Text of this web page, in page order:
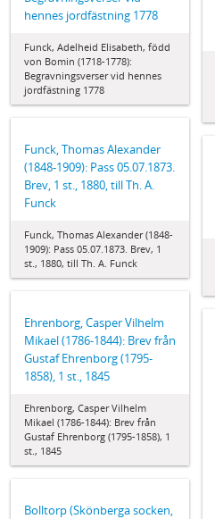
hennes jordfästning 1778
Funck, Adelheid Elisabeth, född
von Bomin (1718-1778):
Begravningsverser vid hennes
jordfästning 1778
Funck, Thomas Alexander
(1848-1909): Pass 05.07.1873.
Brev, 1 st., 1880, till Th. A.
Funck
Funck, Thomas Alexander (1848-
1909): Pass 05.07.1873. Brev, 1
st., 1880, till Th. A. Funck
Ehrenborg, Casper Vilhelm
Mikael (1786-1844): Brev från
Gustaf Ehrenborg (1795-
1858), 1 st., 1845
Ehrenborg, Casper Vilhelm
Mikael (1786-1844): Brev från
Gustaf Ehrenborg (1795-1858), 1
st., 1845
Bolltorp (Skönberga socken,